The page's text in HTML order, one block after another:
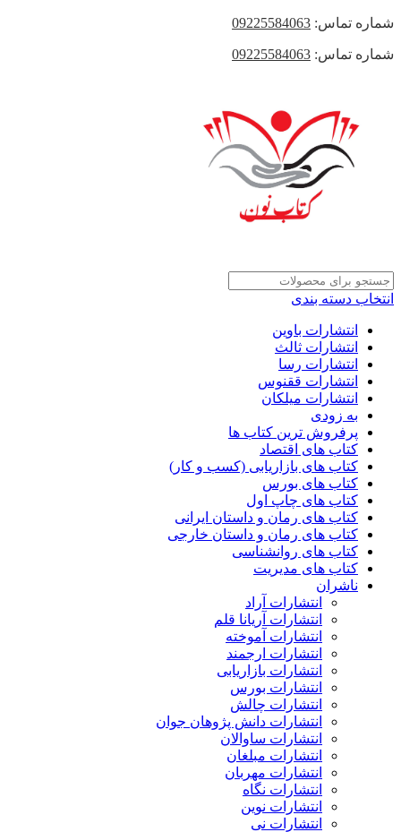
شماره تماس: 09225584063
شماره تماس: 09225584063
انتخاب دسته بندی
انتشارات باوین
انتشارات ثالث
انتشارات رسا
انتشارات ققنوس
انتشارات میلکان
به زودی
پرفروش ترین کتاب ها
کتاب های اقتصاد
کتاب های بازاریابی (کسب و کار)
کتاب های بورس
کتاب های چاپ اول
کتاب های رمان و داستان ایرانی
کتاب های رمان و داستان خارجی
کتاب های روانشناسی
کتاب های مدیریت
ناشران
انتشارات آراد
انتشارات آریانا قلم
انتشارات آموخته
انتشارات ارجمند
انتشارات بازاریابی
انتشارات بورس
انتشارات چالش
انتشارات دانش پژوهان جوان
انتشارات ساوالان
انتشارات مبلغان
انتشارات مهربان
انتشارات نگاه
انتشارات نوین
انتشارات نی